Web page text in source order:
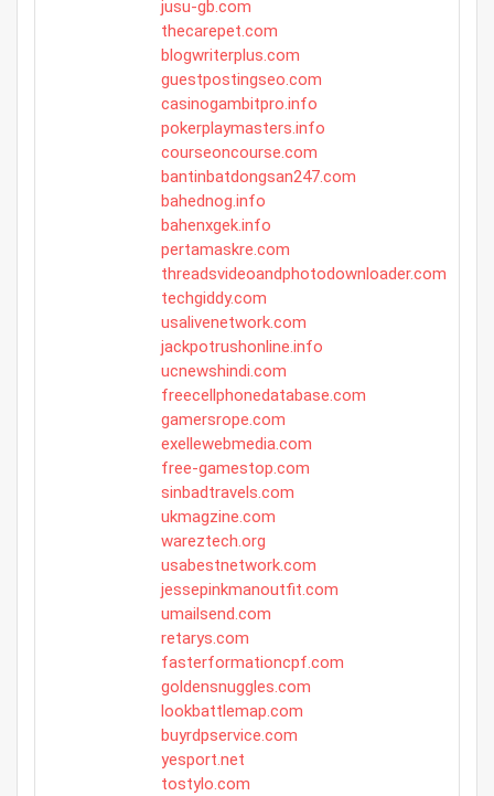
jusu-gb.com
thecarepet.com
blogwriterplus.com
guestpostingseo.com
casinogambitpro.info
pokerplaymasters.info
courseoncourse.com
bantinbatdongsan247.com
bahednog.info
bahenxgek.info
pertamaskre.com
threadsvideoandphotodownloader.com
techgiddy.com
usalivenetwork.com
jackpotrushonline.info
ucnewshindi.com
freecellphonedatabase.com
gamersrope.com
exellewebmedia.com
free-gamestop.com
sinbadtravels.com
ukmagzine.com
wareztech.org
usabestnetwork.com
jessepinkmanoutfit.com
umailsend.com
retarys.com
fasterformationcpf.com
goldensnuggles.com
lookbattlemap.com
buyrdpservice.com
yesport.net
tostylo.com